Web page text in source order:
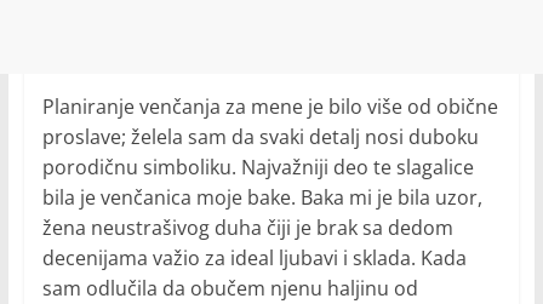
Planiranje venčanja za mene je bilo više od obične
proslave; želela sam da svaki detalj nosi duboku
porodičnu simboliku. Najvažniji deo te slagalice
bila je venčanica moje bake. Baka mi je bila uzor,
žena neustrašivog duha čiji je brak sa dedom
decenijama važio za ideal ljubavi i sklada. Kada
sam odlučila da obučem njenu haljinu od